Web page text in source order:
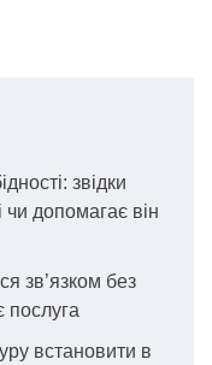
звідки
чи допомагає він
зв’язком без
послуга
встановити в